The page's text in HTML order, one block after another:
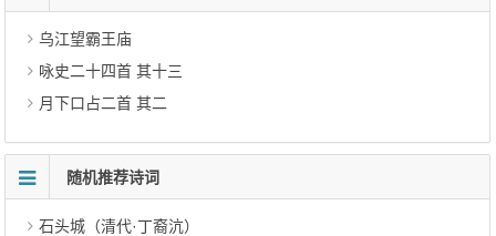
乌江望霸王庙
咏史二十四首 其十三
月下口占二首 其二
随机推荐诗词
石头城（清代·丁裔沆）